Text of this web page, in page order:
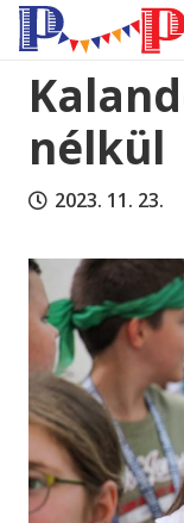
nélkül
2023. 11. 23.